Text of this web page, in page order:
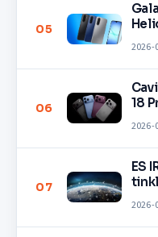
05
2026-
06
18
2026-
07
ES
2026-